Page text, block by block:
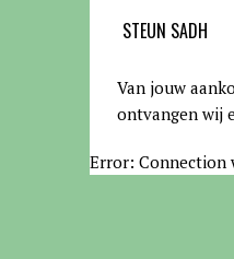
STEUN SADH
Van jouw
ontvangen wij
Error: Connection